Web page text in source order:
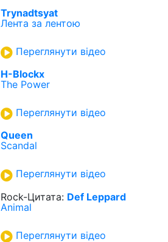
Trynadtsyat
Лента за лентою
Переглянути відео
H-Blockx
The Power
Переглянути відео
Queen
Scandal
Переглянути відео
Rock-Цитата: Def Leppard
Animal
Переглянути відео